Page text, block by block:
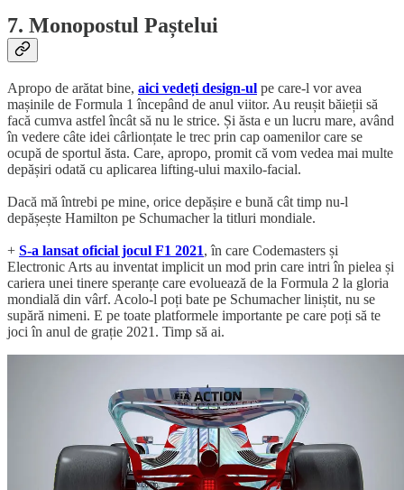
7. Monopostul Paștelui
Apropo de arătat bine, aici vedeți design-ul pe care-l vor avea
mașinile de Formula 1 începând de anul viitor. Au reușit băieții să
facă cumva astfel încât să nu le strice. Și ăsta e un lucru mare, având
în vedere câte idei cârlionțate le trec prin cap oamenilor care se
ocupă de sportul ăsta. Care, apropo, promit că vom vedea mai multe
depășiri odată cu aplicarea lifting-ului maxilo-facial.
Dacă mă întrebi pe mine, orice depășire e bună cât timp nu-l
depășește Hamilton pe Schumacher la titluri mondiale.
+ S-a lansat oficial jocul F1 2021, în care Codemasters și
Electronic Arts au inventat implicit un mod prin care intri în pielea și
cariera unei tinere speranțe care evoluează de la Formula 2 la gloria
mondială din vârf. Acolo-l poți bate pe Schumacher liniștit, nu se
supără nimeni. E pe toate platformele importante pe care poți să te
joci în anul de grație 2021. Timp să ai.